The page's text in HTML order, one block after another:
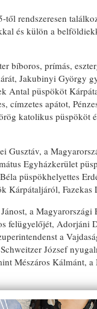
rendszeresen
és külön a
bíboros, prímás,
Jakubinyi György
Antal püspököt
címzetes apátot,
katolikus püspököt
Gusztáv, a
Egyházkerület
püspökhelyettes
Kárpátaljáról,
a
felügyelőjét, Adorjáni
a
József
Mészáros Kálmánt,